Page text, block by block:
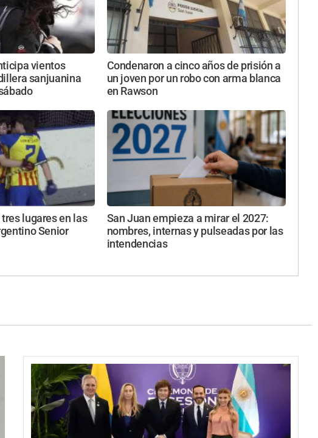
vientos
sanjuanina
Condenaron a cinco años de prisión a
un joven por un robo con arma blanca
en Rawson
lugares en las
Senior
San Juan empieza a mirar el 2027:
nombres, internas y pulseadas por las
intendencias